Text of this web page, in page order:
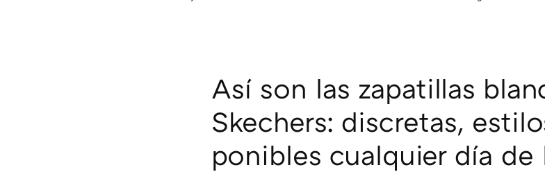
Así son las zapatillas
Skechers: discretas,
ponibles cualquier día de